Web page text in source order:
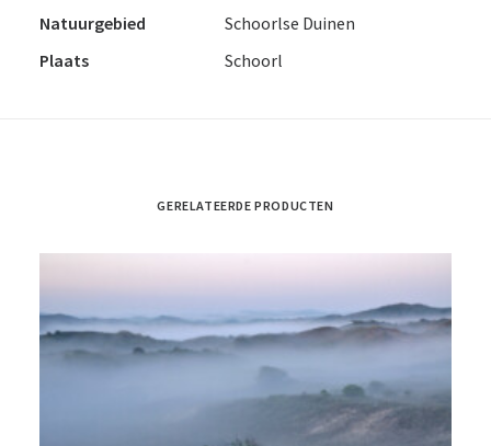
Natuurgebied
Schoorlse Duinen
Plaats
Schoorl
GERELATEERDE PRODUCTEN